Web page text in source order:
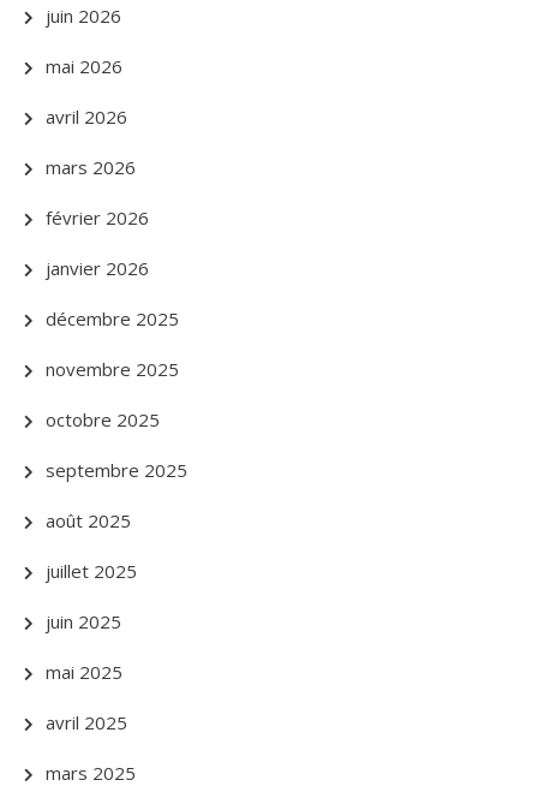
juin 2026
mai 2026
avril 2026
mars 2026
février 2026
janvier 2026
décembre 2025
novembre 2025
octobre 2025
septembre 2025
août 2025
juillet 2025
juin 2025
mai 2025
avril 2025
mars 2025